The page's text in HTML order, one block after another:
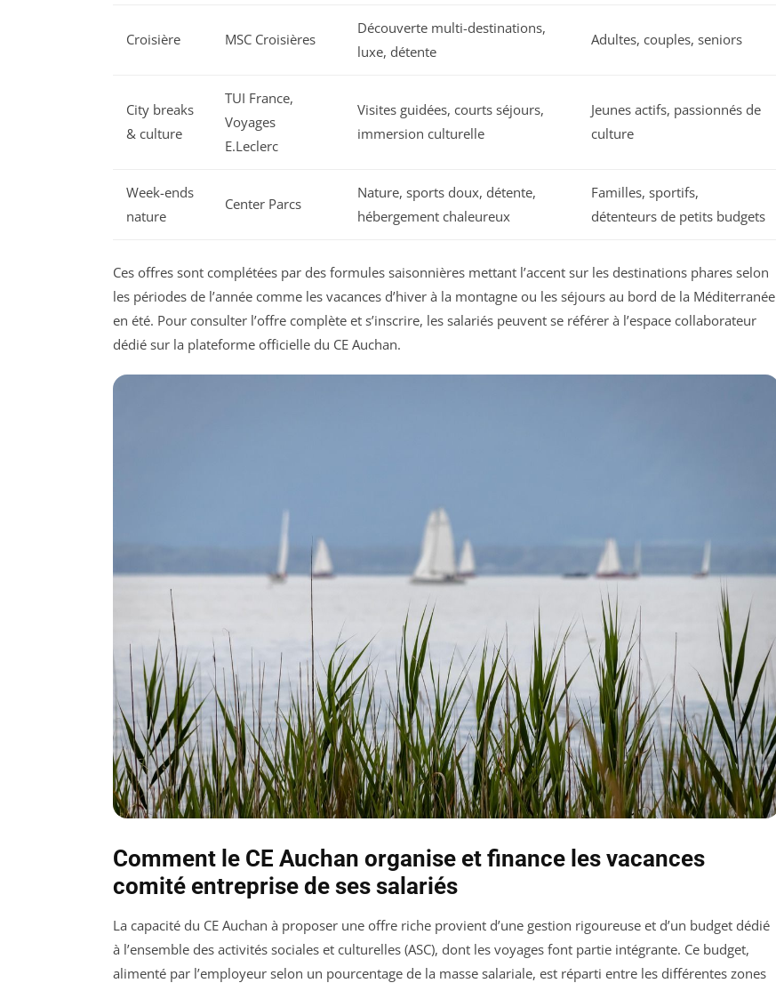
Croisière MSC Croisières
Découverte multi-destinations,
luxe, détente
Adultes, couples, seniors
City breaks
& culture
TUI France,
Voyages
E.Leclerc
Visites guidées, courts séjours,
immersion culturelle
Jeunes actifs, passionnés de
culture
Week-ends
nature
Center Parcs
Nature, sports doux, détente,
hébergement chaleureux
Familles, sportifs,
détenteurs de petits budgets
Ces offres sont complétées par des formules saisonnières mettant l’accent sur les destinations phares selon
les périodes de l’année comme les vacances d’hiver à la montagne ou les séjours au bord de la Méditerranée
en été. Pour consulter l’offre complète et s’inscrire, les salariés peuvent se référer à l’espace collaborateur
dédié sur la plateforme officielle du CE Auchan.
Comment le CE Auchan organise et finance les vacances
comité entreprise de ses salariés
La capacité du CE Auchan à proposer une offre riche provient d’une gestion rigoureuse et d’un budget dédié
à l’ensemble des activités sociales et culturelles (ASC), dont les voyages font partie intégrante. Ce budget,
alimenté par l’employeur selon un pourcentage de la masse salariale, est réparti entre les différentes zones